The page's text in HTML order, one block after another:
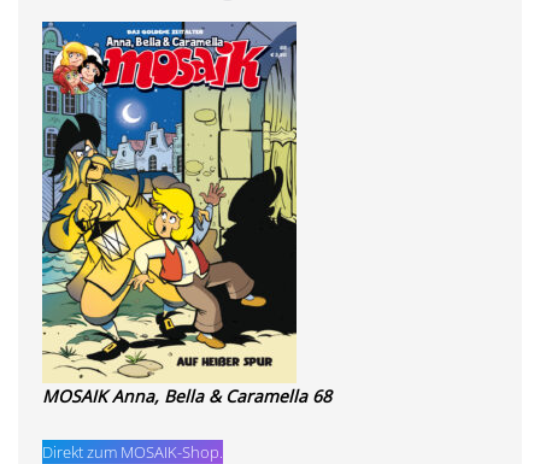
MOSAIK Anna, Bella & Caramella 68
Direkt zum MOSAIK-Shop.